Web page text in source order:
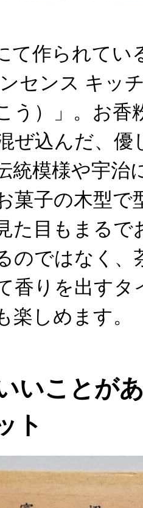
て作られてい
センス キッ
う）」。お香
ぜ込んだ、優
統模様や宇治
菓子の木型で
た目もまるで
のではなく、
香りを出すタ
楽しめます。
いことが
ト